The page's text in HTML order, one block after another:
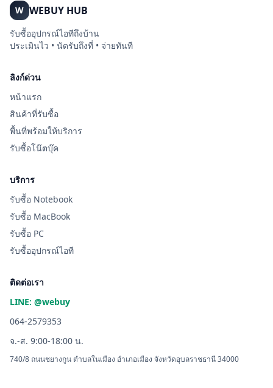
W WEBUY HUB
รับซื้ออุปกรณ์ไอทีถึงบ้าน
ประเมินไว • นัดรับถึงที่ • จ่ายทันที
ลิงก์ด่วน
หน้าแรก
สินค้าที่รับซื้อ
พื้นที่พร้อมให้บริการ
รับซื้อโน๊ตบุ๊ค
บริการ
รับซื้อ Notebook
รับซื้อ MacBook
รับซื้อ PC
รับซื้ออุปกรณ์ไอที
ติดต่อเรา
LINE: @webuy
064-2579353
จ.-ส. 9:00-18:00 น.
740/8 ถนนชยางกูน ตำบลในเมือง อำเภอเมือง จังหวัดอุบลราชธานี 34000